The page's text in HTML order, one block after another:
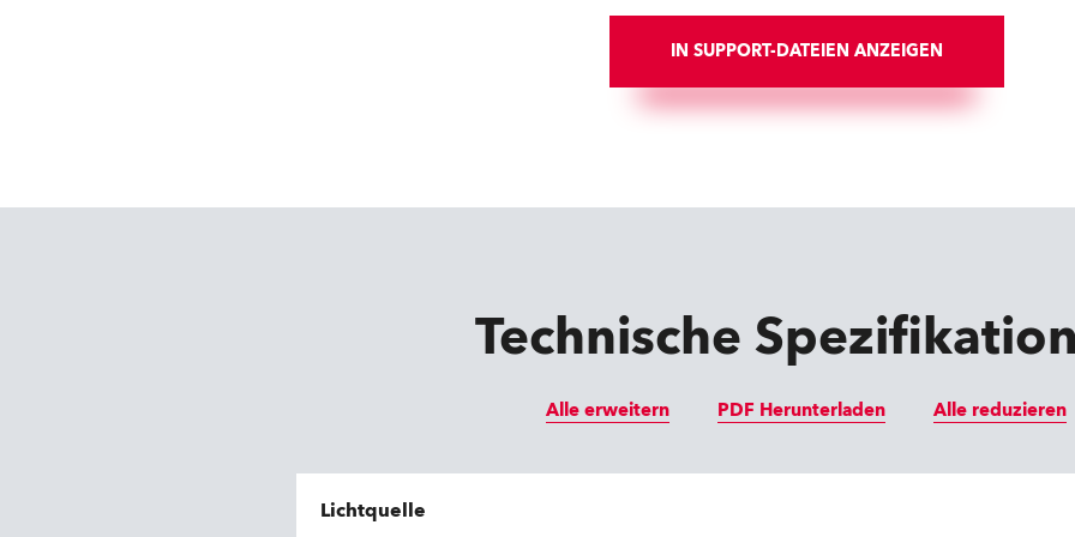
IN SUPPORT-DATEIEN ANZEIGEN
Technische
Alle erweitern PDF Herunterladen Alle reduzieren
Lichtquelle